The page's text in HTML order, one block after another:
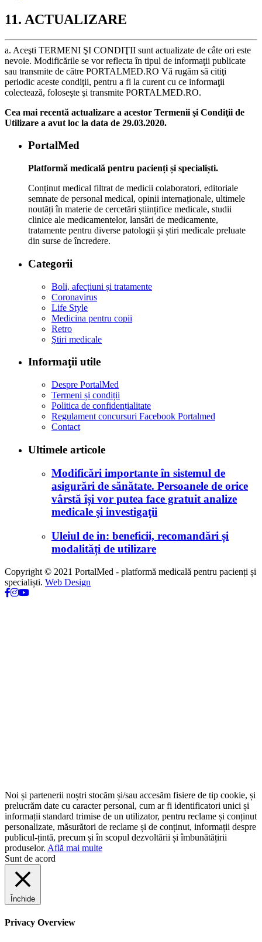
11. ACTUALIZARE
a. Aceşti TERMENI ŞI CONDIŢII sunt actualizate de câte ori este
nevoie. Modificările se vor reflecta în tipul de informaţii publicate
sau transmite de către PORTALMED.RO Vă rugăm să citiţi
periodic aceste condiţii, pentru a fi la curent cu ce informaţii
colectează, foloseşte şi transmite PORTALMED.RO.
Cea mai recentă actualizare a acestor Termenii şi Condiţii de
Utilizare a avut loc la data de 29.03.2020.
PortalMed
Platformă medicală pentru pacienți și specialiști.
Conținut medical filtrat de medicii colaboratori, editoriale
semnate de personal medical, opinii internaționale, ultimele
noutăți în materie de cercetări științifice medicale, studii
clinice ale medicamentelor, lansări de medicamente,
tratamente pentru diverse patologii și știri medicale preluate
din surse de încredere.
Categorii
Boli, afecțiuni și tratamente
Coronavirus
Life Style
Medicina pentru copii
Retro
Ştiri medicale
Informaţii utile
Despre PortalMed
Termeni și condiții
Politica de confidențialitate
Regulament concursuri Facebook Portalmed
Contact
Ultimele articole
Modificări importante în sistemul de
asigurări de sănătate. Persoanele de orice
vârstă își vor putea face gratuit analize
medicale şi investigaţii
Uleiul de in: beneficii, recomandări și
modalități de utilizare
Copyright © 2021 PortalMed - platformă medicală pentru pacienți și
specialiști. Web Design
Noi și partenerii noștri stocăm și/sau accesăm fisiere de tip cookie, și
prelucrăm date cu caracter personal, cum ar fi identificatori unici și
informații standard trimise de un utilizator, pentru reclame și conținut
personalizate, măsurători de reclame și de conținut, informații despre
publicul-țintă, precum și în scopul dezvoltării și îmbunătățirii
produselor. Află mai multe
Sunt de acord
Închide
Privacy Overview